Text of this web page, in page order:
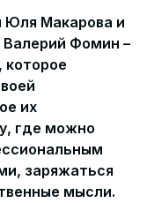
Юля Макарова и
Валерий Фомин –
которое
их
где можно
заряжаться
мысли.